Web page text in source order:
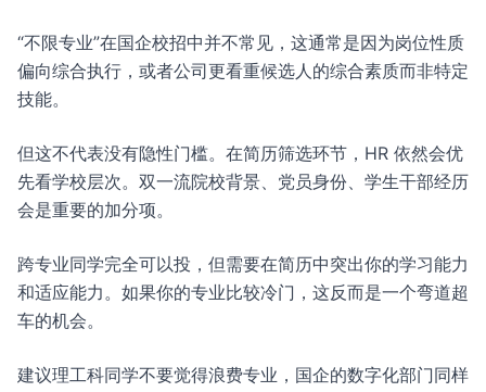
“不限专业”在国企校招中并不常见，这通常是因为岗位性质
偏向综合执行，或者公司更看重候选人的综合素质而非特定
技能。
但这不代表没有隐性门槛。在简历筛选环节，HR 依然会优
先看学校层次。双一流院校背景、党员身份、学生干部经历
会是重要的加分项。
跨专业同学完全可以投，但需要在简历中突出你的学习能力
和适应能力。如果你的专业比较冷门，这反而是一个弯道超
车的机会。
建议理工科同学不要觉得浪费专业，国企的数字化部门同样